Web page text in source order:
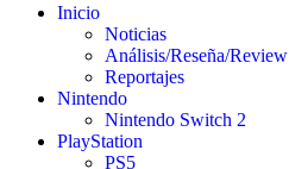
Inicio
Noticias
Análisis/Reseña/Review
Reportajes
Nintendo
Nintendo Switch 2
PlayStation
PS5